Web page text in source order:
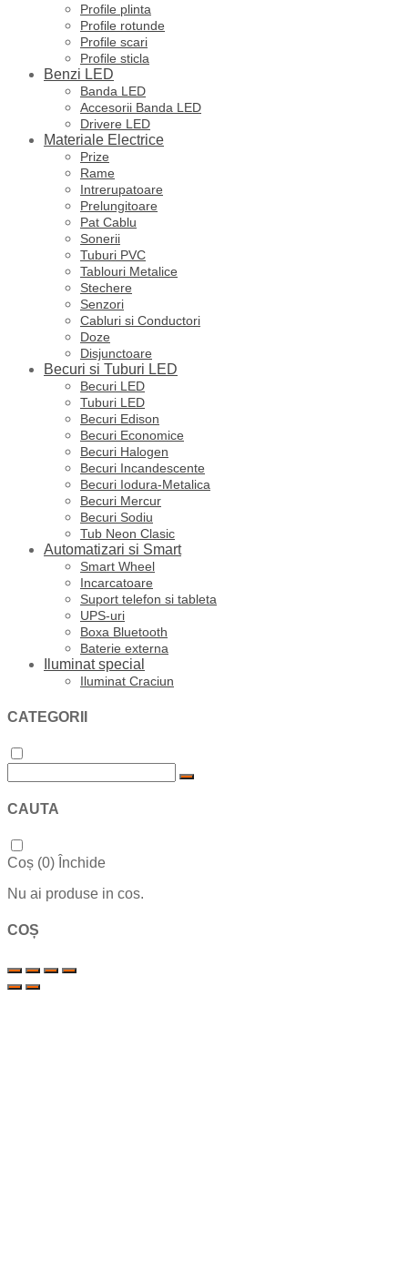
Profile plinta
Profile rotunde
Profile scari
Profile sticla
Benzi LED
Banda LED
Accesorii Banda LED
Drivere LED
Materiale Electrice
Prize
Rame
Intrerupatoare
Prelungitoare
Pat Cablu
Sonerii
Tuburi PVC
Tablouri Metalice
Stechere
Senzori
Cabluri si Conductori
Doze
Disjunctoare
Becuri si Tuburi LED
Becuri LED
Tuburi LED
Becuri Edison
Becuri Economice
Becuri Halogen
Becuri Incandescente
Becuri Iodura-Metalica
Becuri Mercur
Becuri Sodiu
Tub Neon Clasic
Automatizari si Smart
Smart Wheel
Incarcatoare
Suport telefon si tableta
UPS-uri
Boxa Bluetooth
Baterie externa
Iluminat special
Iluminat Craciun
CATEGORII
CAUTA
Coș (0) Închide
Nu ai produse in cos.
COȘ